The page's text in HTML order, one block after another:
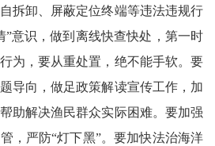
拆卸、屏蔽定位终端等违法违规行
”意识，做到离线快查快处，第一时
为，要从重处置，绝不能手软。要
导向，做足政策解读宣传工作，加
助解决渔民群众实际困难。要加强
，严防“灯下黑”。要加快法治海洋